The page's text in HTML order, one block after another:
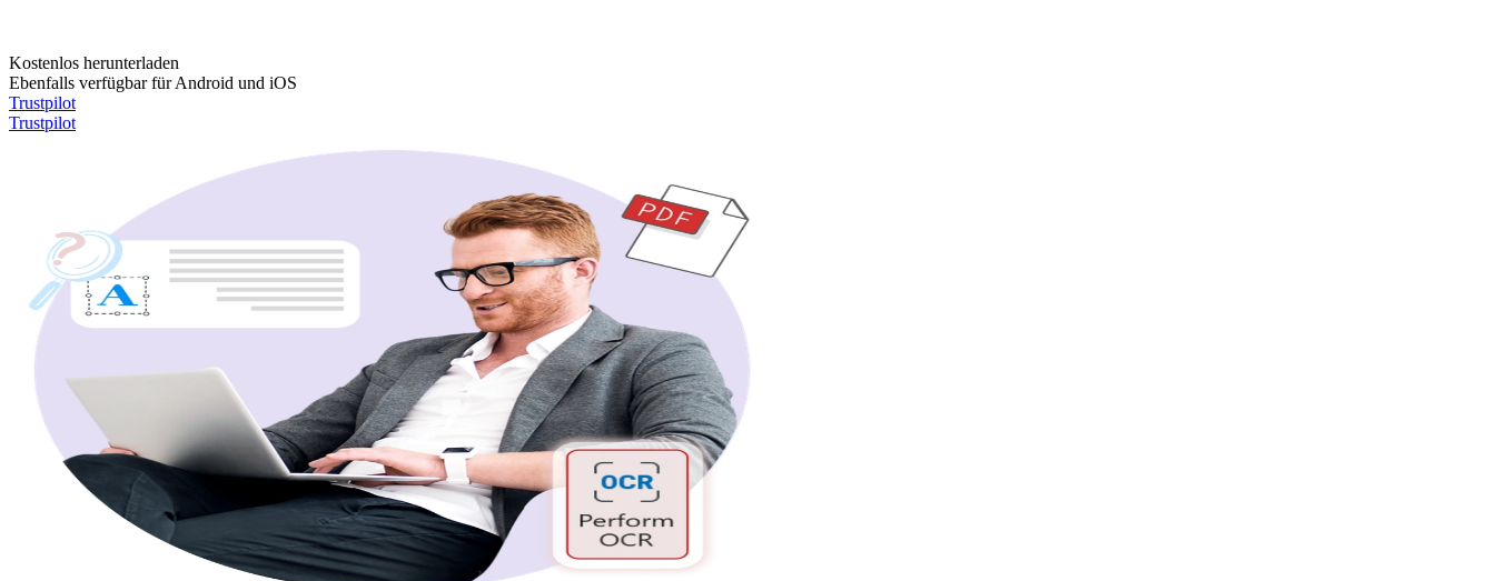
Kostenlos herunterladen
Ebenfalls verfügbar für Android und iOS
Trustpilot
Trustpilot